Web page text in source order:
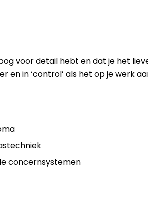
voor detail hebt en dat je het
en in ‘control’ als het op je werk
concernsystemen